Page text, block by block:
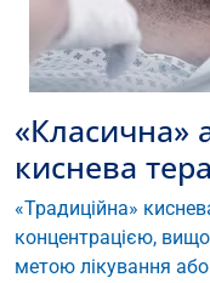
«Класична»
киснева
«Традиційна»
концентрацією,
метою лікування або